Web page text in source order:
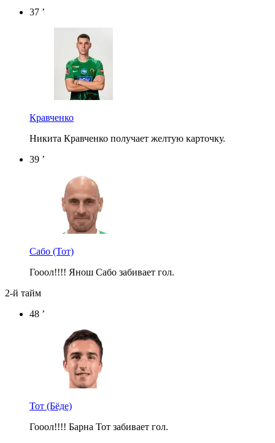
37 ’
Кравченко
Никита Кравченко получает желтую карточку.
39 ’
Сабо (Тот)
Гооол!!!! Янош Сабо забивает гол.
2-й тайм
48 ’
Тот (Бёде)
Гооол!!!! Барна Тот забивает гол.